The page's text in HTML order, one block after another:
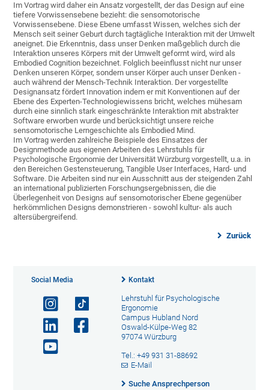
Im Vortrag wird daher ein Ansatz vorgestellt, der das Design auf eine
tiefere Vorwissensebene bezieht: die sensomotorische
Vorwissensebene. Diese Ebene umfasst Wissen, welches sich der
Mensch seit seiner Geburt durch tagtägliche Interaktion mit der Umwelt
aneignet. Die Erkenntnis, dass unser Denken maßgeblich durch die
Interaktion unseres Körpers mit der Umwelt geformt wird, wird als
Embodied Cognition bezeichnet. Folglich beeinflusst nicht nur unser
Denken unseren Körper, sondern unser Körper auch unser Denken -
auch während der Mensch-Technik Interaktion. Der vorgestellte
Designansatz fördert Innovation indem er mit Konventionen auf der
Ebene des Experten-Technologiewissens bricht, welches mühesam
durch eine sinnlich stark eingeschränkte Interaktion mit abstrakter
Software erworben wurde und berücksichtigt unsere reiche
sensomotorische Lerngeschichte als Embodied Mind.
Im Vortrag werden zahlreiche Beispiele des Einsatzes der
Designmethode aus eigenen Arbeiten des Lehrstuhls für
Psychologische Ergonomie der Universität Würzburg vorgestellt, u.a. in
den Bereichen Gestensteuerung, Tangible User Interfaces, Hard- und
Software. Die Arbeiten sind nur ein Ausschnitt aus der steigenden Zahl
an international publizierten Forschungsergebnissen, die die
Überlegenheit von Designs auf sensomotorischer Ebene gegenüber
herkömmlichen Designs demonstrieren - sowohl kultur- als auch
altersübergreifend.
Zurück
Social Media Kontakt
Lehrstuhl für Psychologische
Ergonomie
Campus Hubland Nord
Oswald-Külpe-Weg 82
97074 Würzburg
Tel.: +49 931 31-88692
E-Mail
Suche Ansprechperson